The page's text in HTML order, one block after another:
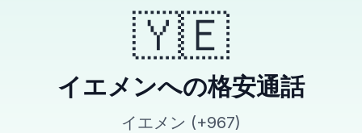
🇾🇪
イエメンへの格安通話
イエメン (+967)